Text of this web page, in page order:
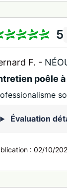
5
F. -
poêle
Évaluation
:02/10/